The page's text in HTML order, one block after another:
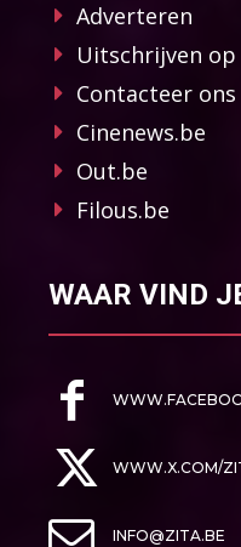
Adverteren
Uitschrijven
Contacteer ons
Cinenews.be
Out.be
Filous.be
WAAR VIND
WWW.X.COM/
INFO@ZITA.BE